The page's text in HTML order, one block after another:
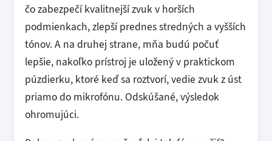
čo zabezpečí kvalitnejší zvuk v horších
podmienkach, zlepší prednes stredných a vyšších
tónov. A na druhej strane, mňa budú počuť
lepšie, nakoľko prístroj je uložený v praktickom
púzdierku, ktoré keď sa roztvorí, vedie zvuk z úst
priamo do mikrofónu. Odskúšané, výsledok
ohromujúci.